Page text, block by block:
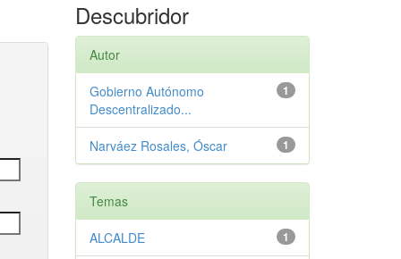
Descubridor
Autor
1
Gobierno Autónomo
Descentralizado...
1
Narváez Rosales, Óscar
Temas
1
ALCALDE